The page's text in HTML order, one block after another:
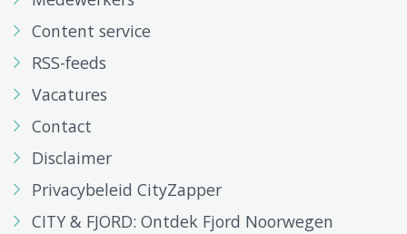
Content service
RSS-feeds
Vacatures
Contact
Disclaimer
Privacybeleid CityZapper
CITY & FJORD: Ontdek Fjord Noorwegen